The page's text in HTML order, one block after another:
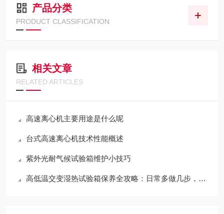
产品分类
PRODUCT CLASSIFICATION
相关文章
RELATED ARTICLES
高速离心机主要用途是什么呢
台式高速离心机技术性能概述
紫外光耐气候试验箱维护小技巧
高低温交变湿热试验箱保养全攻略：日常多做几步，设备多用好几年